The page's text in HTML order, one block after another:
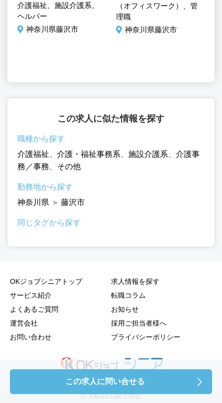
この求人に問い合せる
介護福祉、施設介護系、
ヘルパー
神奈川県藤沢市
（オフィスワーク）、管
理職
神奈川県藤沢市
この求人に似た情報を探す
職種から探す
介護福祉、 介護・福祉事務系、 施設介護系、 介護事
務／事務、 その他
勤務地から探す
神奈川県 ＞ 藤沢市
同じタグから探す
OKジョブシニアトップ
サービス紹介
よくあるご質問
運営会社
お問い合わせ
求人情報を探す
転職コラム
お知らせ
採用ご担当者様へ
プライバシーポリシー
© Yaesu Life Corp.